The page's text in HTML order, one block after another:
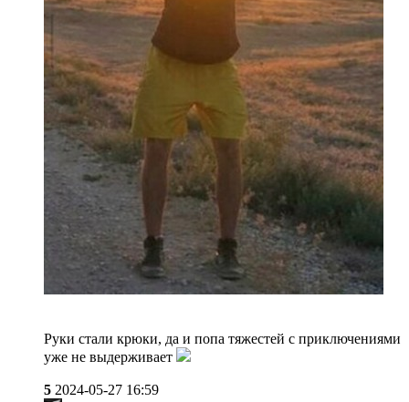
Руки стали крюки, да и попа тяжестей с приключениями
уже не выдерживает
5 2024-05-27 16:59